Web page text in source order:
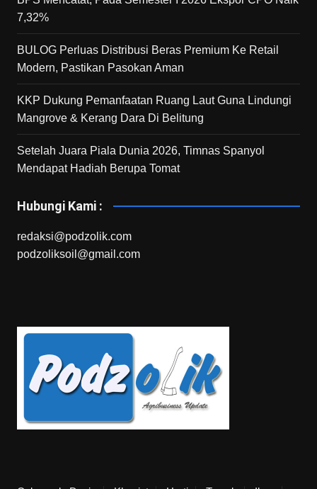
7,32%
BULOG Perluas Distribusi Beras Premium Ke Retail
Modern, Pastikan Pasokan Aman
KKP Dukung Pemanfaatan Ruang Laut Guna Lindungi
Mangrove & Kerang Dara Di Belitung
Setelah Juara Piala Dunia 2026, Timnas Spanyol
Mendapat Hadiah Berupa Tomat
Hubungi Kami :
redaksi@podzolik.com
podzoliksoil@gmail.com